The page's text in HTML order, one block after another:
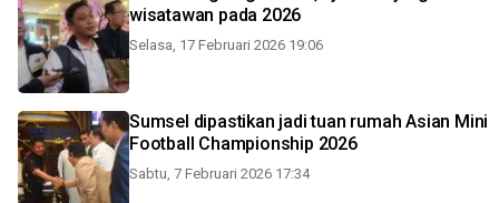
wisatawan pada 2026
Selasa, 17 Februari 2026 19:06
Sumsel dipastikan jadi tuan rumah Asian Mini
Football Championship 2026
Sabtu, 7 Februari 2026 17:34